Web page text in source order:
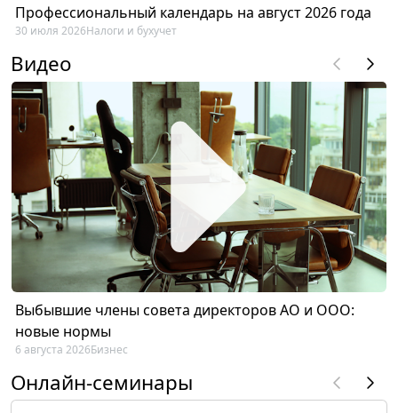
Профессиональный календарь на август 2026 года
30 июля 2026Налоги и бухучет
Видео
Выбывшие члены совета директоров АО и ООО:
новые нормы
6 августа 2026Бизнес
Онлайн-семинары